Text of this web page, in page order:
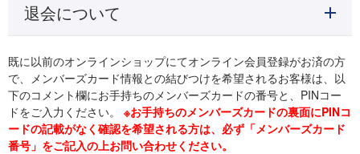
退会について
既に以前のオンラインショップにてオンライン会員登録がお済の方
で、メンバーズカード情報との結びつけを希望されるお客様は、以
下のコメント欄にお手持ちのメンバーズカードの番号と、PINコー
ドをご入力ください。 ※お手持ちのメンバーズカードの裏面にPINコ
ードの記載がなく確認を希望される方は、必ず「メンバーズカード
番号」をご記入の上お問い合わせください。